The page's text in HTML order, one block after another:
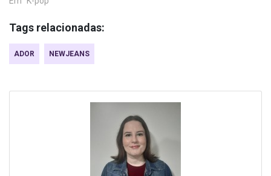
Tags relacionadas:
ADOR NEWJEANS